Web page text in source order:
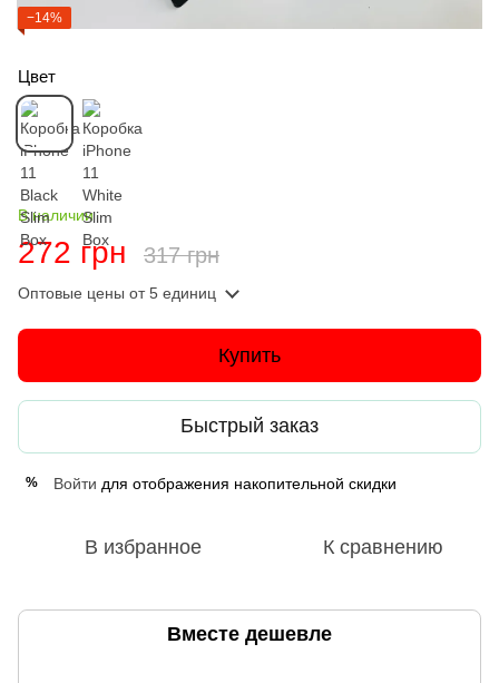
−14%
Цвет
В наличии
272 грн 317 грн
Оптовые цены от 5 единиц
Купить
Быстрый заказ
% Войти для отображения накопительной скидки
В избранное К сравнению
Вместе дешевле